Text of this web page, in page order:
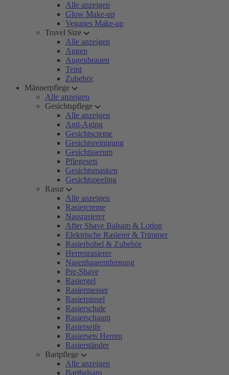
Alle anzeigen
Glow Make-up
Veganes Make-up
Travel Size
Alle anzeigen
Augen
Augenbrauen
Teint
Zubehör
Männerpflege
Alle anzeigen
Gesichtspflege
Alle anzeigen
Anti-Aging
Gesichtscreme
Gesichtsreinigung
Gesichtsserum
Pflegesets
Gesichtsmasken
Gesichtspeeling
Rasur
Alle anzeigen
Rasiercreme
Nassrasierer
After Shave Balsam & Lotion
Elektrische Rasierer & Trimmer
Rasierhobel & Zubehör
Herrenrasierer
Nasenhaarentfernung
Pre-Shave
Rasiergel
Rasiermesser
Rasierpinsel
Rasierschale
Rasierschaum
Rasierseife
Rasiersets Herren
Rasierständer
Bartpflege
Alle anzeigen
Bartbalsam